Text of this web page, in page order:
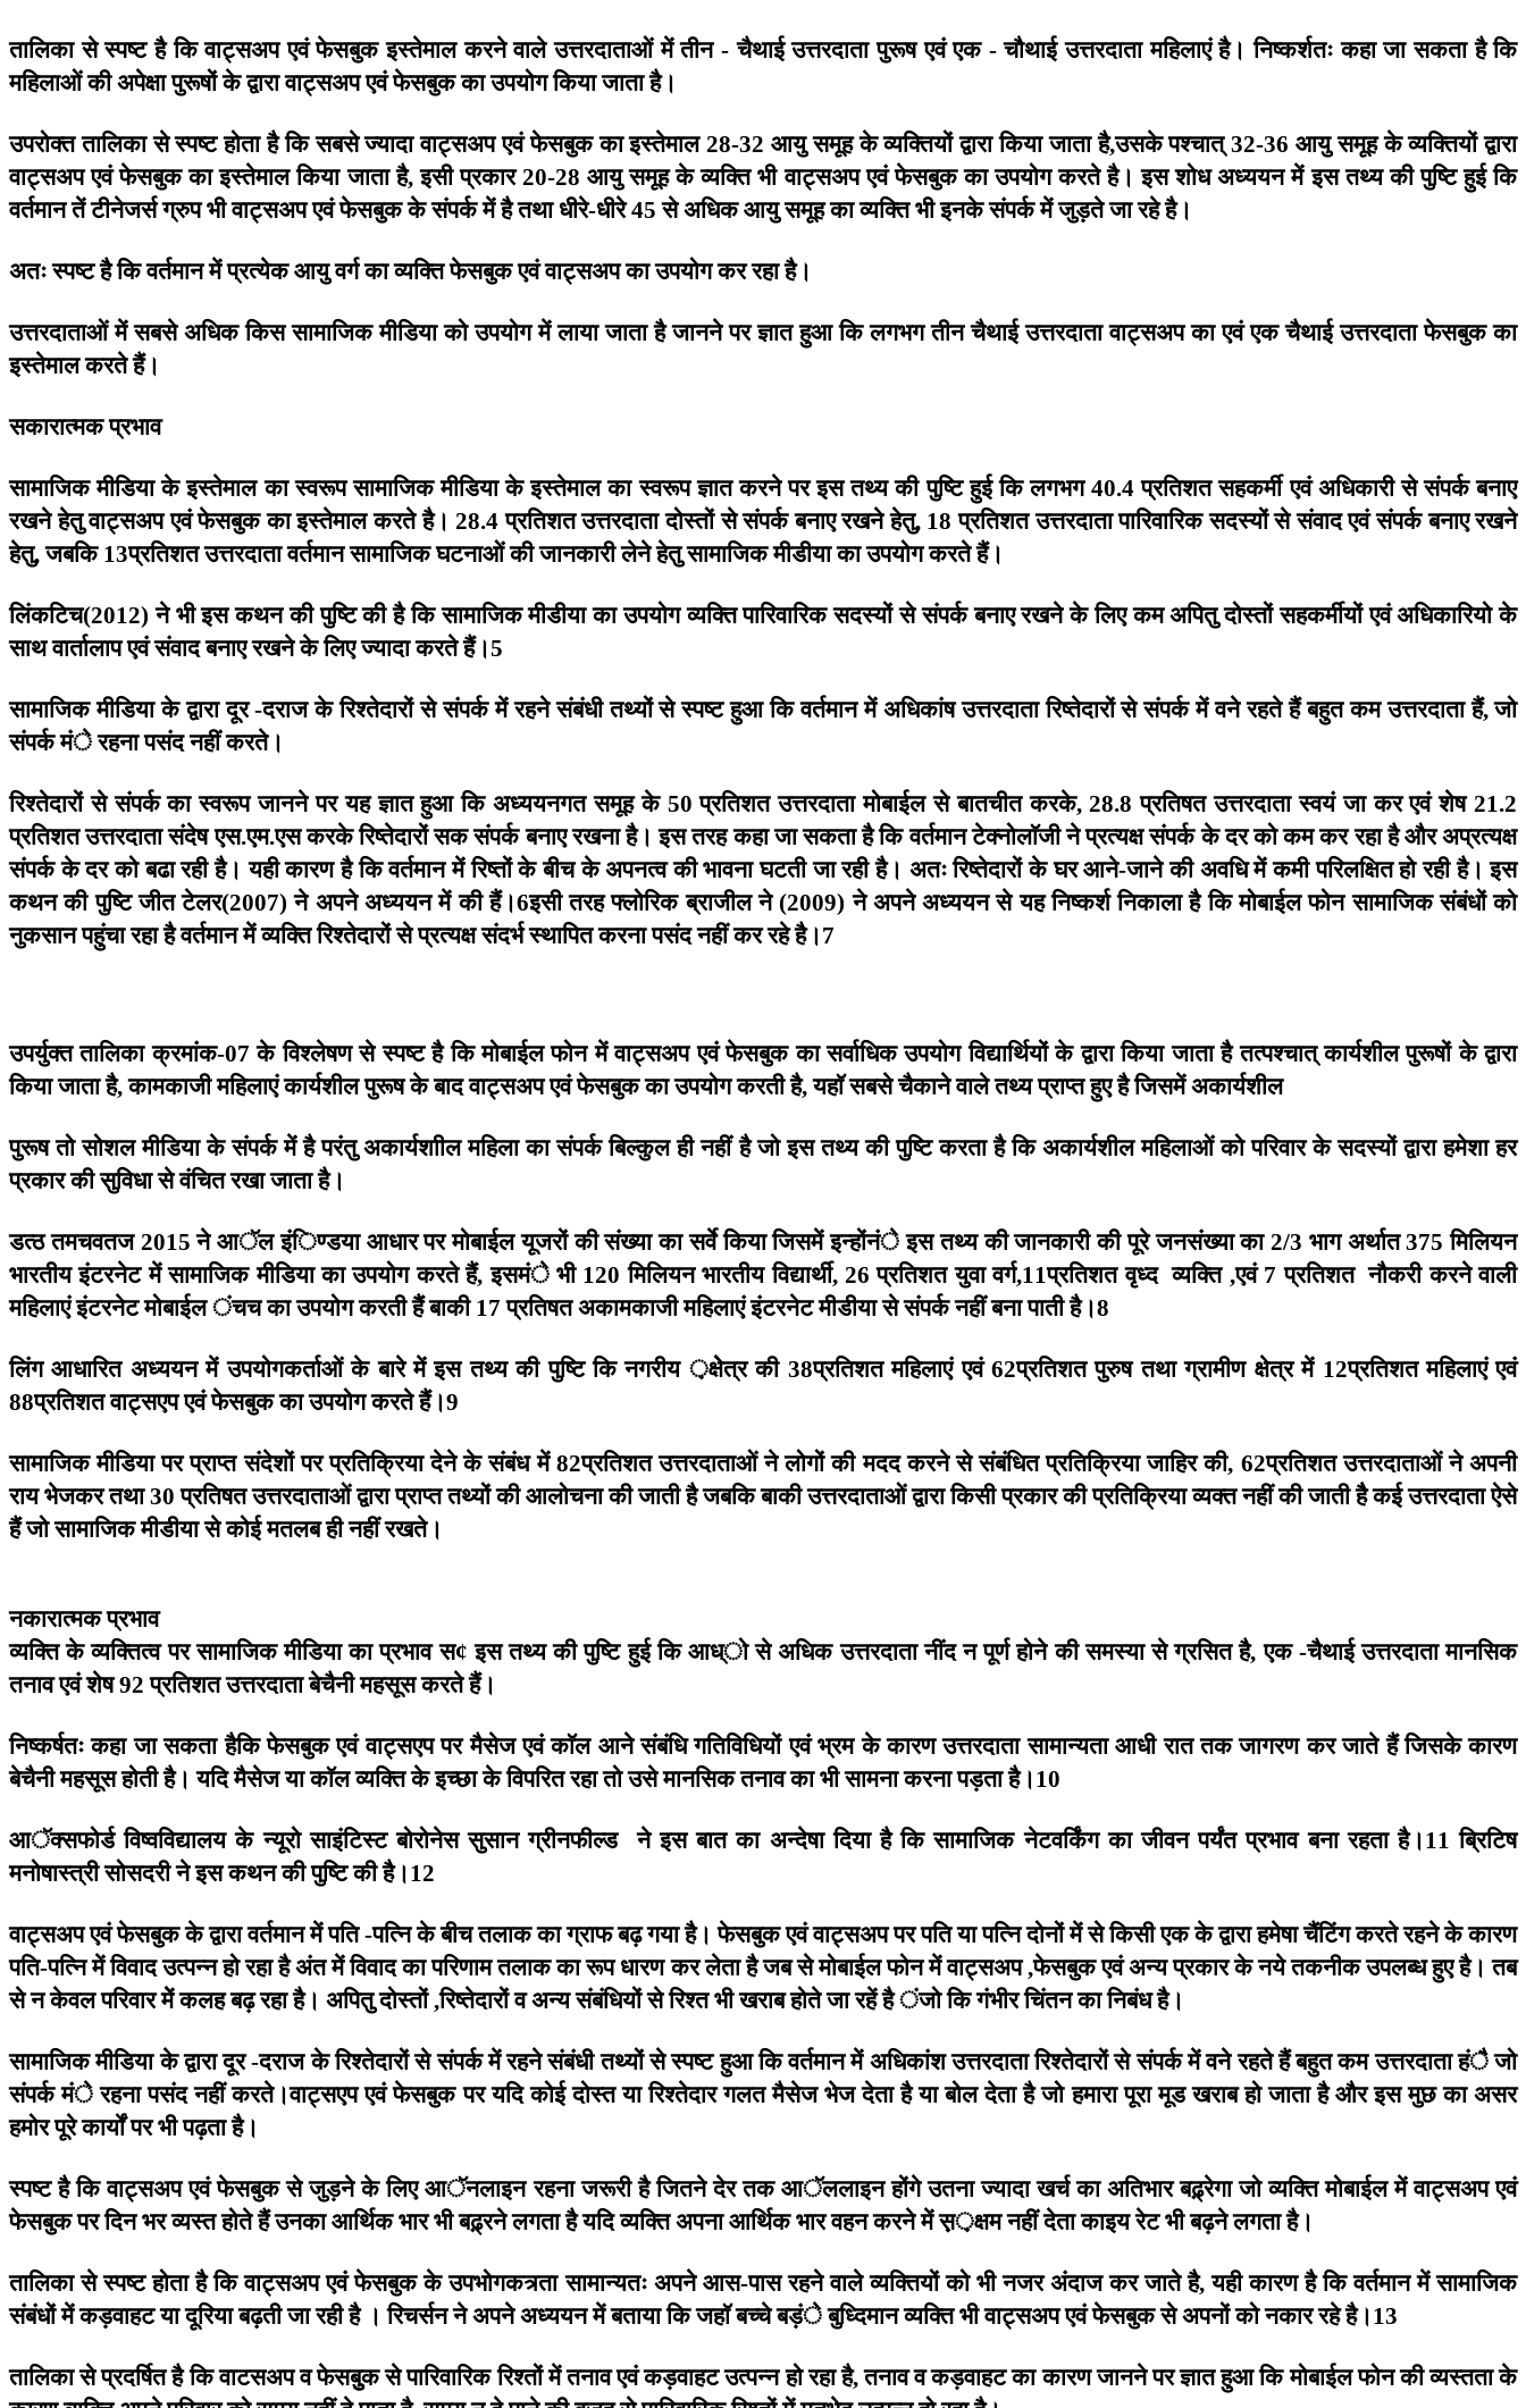
तालिका से स्पष्ट है कि वाट्सअप एवं फेसबुक इस्तेमाल करने वाले उत्तरदाताओं में तीन-चैथाई उत्तरदाता पुरूष एवं एक-चौथाई उत्तरदाता महिलाएं है। निष्कर्शतः कहा जा सकता है कि
महिलाओंकीअपेक्षापुरूषोंकेद्वारावाट्सअपएवंफेसबुककाउपयोगकियाजाताहै।
उपरोक्ततालिकासेस्पष्टहोताहैकिसबसेज्यादावाट्सअपएवंफेसबुककाइस्तेमाल28-32 आयुसमूहकेव्यक्तियोंद्वाराकियाजाताहै,उसकेपश्चात्32-36 आयुसमूहकेव्यक्तियोंद्वारा
वाट्सअप एवं फेसबुक का इस्तेमाल किया जाता है,इसी प्रकार20-28आयु समूह के व्यक्ति भी वाट्सअप एवं फेसबुक का उपयोग करते है। इस शोध अध्ययन में इस तथ्य की पुष्टि हुई कि
वर्तमानतेंटीनेजर्सग्रुपभीवाट्सअपएवंफेसबुककेसंपर्कमेंहैतथा धीरे-धीरे45सेअधिकआयुसमूहकाव्यक्तिभीइनकेसंपर्कमेंजुड़तेजारहेहै।
अतःस्पष्टहैकिवर्तमानमेंप्रत्येकआयुवर्गकाव्यक्तिफेसबुकएवंवाट्सअपकाउपयोगकररहाहै।
उत्तरदाताओं में सबसे अधिक किस सामाजिक मीडिया को उपयोग में लाया जाता है जानने पर ज्ञात हुआ कि लगभग तीन चैथाई उत्तरदाता वाट्सअप का एवं एक चैथाई उत्तरदाता फेसबुक का
इस्तेमालकरतेहैं।
सकारात्मकप्रभाव
सामाजिक मीडिया के इस्तेमाल का स्वरूप सामाजिक मीडिया के इस्तेमाल का स्वरूप ज्ञात करने पर इस तथ्य की पुष्टि हुई कि लगभग40.4प्रतिशत सहकर्मी एवं अधिकारी से संपर्क बनाए
रखनेहेतुवाट्सअपएवंफेसबुककाइस्तेमालकरतेहै। 28.4प्रतिशतउत्तरदातादोस्तोंसेसंपर्कबनाएरखनेहेतु, 18प्रतिशतउत्तरदातापारिवारिकसदस्योंसेसंवादएवंसंपर्कबनाएरखने
हेतु,जबकि13प्रतिशतउत्तरदातावर्तमानसामाजिकघटनाओंकीजानकारीलेनेहेतुसामाजिकमीडीयाकाउपयोगकरतेहैं।
लिंकटिच(2012)ने भीइसकथनकीपुष्टिकीहैकिसामाजिकमीडीयाकाउपयोगव्यक्तिपारिवारिकसदस्योंसेसंपर्कबनाएरखनेकेलिएकमअपितुदोस्तोंसहकर्मीयोंएवंअधिकारियोके
साथवार्तालापएवंसंवादबनाएरखनेकेलिएज्यादाकरतेहैं।5
सामाजिक मीडिया के द्वारा दूर-दराज के रिश्तेदारों से संपर्क में रहने संबंधी तथ्यों से स्पष्ट हुआ कि वर्तमान में अधिकांष उत्तरदाता रिष्तेदारों से संपर्क में वने रहते हैं बहुत कम उत्तरदाता हैं,जो
संपर्कमंेरहनापसंदनहींकरते।
रिश्तेदारों से संपर्क का स्वरूप जानने पर यह ज्ञात हुआ कि अध्ययनगत समूह के50प्रतिशत उत्तरदाता मोबाईल से बातचीत करके, 28.8प्रतिषत उत्तरदाता स्वयं जा कर एवं शेष21.2
प्रतिशतउत्तरदातासंदेषएस.एम.एसकरकेरिष्तेदारोंसकसंपर्कबनाएरखनाहै। इसतरहकहाजासकताहैकिवर्तमानटेक्नोलाॅजीनेप्रत्यक्षसंपर्ककेदरकोकमकररहाहैऔरअप्रत्यक्ष
संपर्ककेदरकोबढारहीहै। यहीकारणहैकिवर्तमानमेंरिष्तोंकेबीचकेअपनत्वकीभावनाघटतीजारहीहै। अतःरिष्तेदारोंकेघरआने-जानेकी अवधिमेंकमीपरिलक्षितहोरहीहै। इस
कथन की पुष्टि जीत टेलर(2007)ने अपने अध्ययन में की हैं।6इसी तरह फ्लोरिक ब्राजील ने(2009)ने अपने अध्ययन से यह निष्कर्श निकाला है कि मोबाईल फोन सामाजिक संबंधों को
नुकसानपहुंचारहाहैवर्तमानमेंव्यक्तिरिश्तेदारोंसेप्रत्यक्षसंदर्भस्थापितकरनापसंदनहींकररहेहै। 7
उपर्युक्त तालिका क्रमांक-07के विश्लेषण से स्पष्ट है कि मोबाईल फोन में वाट्सअप एवं फेसबुक का सर्वाधिक उपयोग विद्यार्थियों के द्वारा किया जाता है तत्पश्चात् कार्यशील पुरूषों के द्वारा
कियाजाताहै,कामकाजीमहिलाएंकार्यशीलपुरूषकेबादवाट्सअपएवंफेसबुककाउपयोगकरतीहै,यहाॅसबसेचैकानेवालेतथ्यप्राप्तहुएहैजिसमेंअकार्यशील
पुरूष तो सोशल मीडिया के संपर्क में है परंतु अकार्यशाील महिला का संपर्क बिल्कुल ही नहीं है जो इस तथ्य की पुष्टि करता है कि अकार्यशील महिलाओं को परिवार के सदस्यों द्वारा हमेशा हर
प्रकारकीसुविधासेवंचितरखाजाताहै।
डत्ठतमचवतज2015नेआॅलइंिण्डया आधारपरमोबाईलयूजरोंकीसंख्याकासर्वेकियाजिसमेंइन्होंनंे इसतथ्यकीजानकारीकीपूरेजनसंख्याका2/3 भाग अर्थात375मिलियन
भारतीय इंटरनेट में सामाजिक मीडिया का उपयोग करते हैं,इसमंे भी120मिलियन भारतीय विद्यार्थी, 26प्रतिशत युवा वर्ग,11प्रतिशत वृध्द व्यक्ति,एवं7प्रतिशत नौकरी करने वाली
महिलाएंइंटरनेटमोबाईलंचचकाउपयोगकरतीहैैंबाकी17प्रतिषतअकामकाजीमहिलाएंइंटरनेटमीडीयासेसंपर्कनहींबनापातीहै।8
लिंग आधारित अध्ययन में उपयोगकर्ताओं के बारे में इस तथ्य की पुष्टि कि नगरीय ़क्षेेत्र की38प्रतिशत महिलाएं एवं62प्रतिशत पुरुष तथा ग्रामीण क्षेत्र में12प्रतिशत महिलाएं एवं
88प्रतिशतवाट्सएपएवंफेसबुककाउपयोगकरतेहैं।9
सामाजिक मीडिया पर प्राप्त संदेशों पर प्रतिक्रिया देने के संबंध में82प्रतिशत उत्तरदाताओं ने लोगों की मदद करने से संबंधित प्रतिक्रिया जाहिर की, 62प्रतिशत उत्तरदाताओं ने अपनी
रायभेजकरतथा30प्रतिषतउत्तरदाताओंद्वाराप्राप्ततथ्योंकीआलोचनाकीजातीहैजबकिबाकीउत्तरदाताओंद्वाराकिसीप्रकारकीप्रतिक्रियाव्यक्तनहींकीजातीहैैकईउत्तरदाताऐसे
हैंजोसामाजिकमीडीयासेकोईमतलबहीनहींरखते।
नकारात्मकप्रभाव
व्यक्ति के व्यक्तित्व पर सामाजिक मीडिया का प्रभाव स¢इस तथ्य की पुष्टि हुई कि आध्ो से अधिक उत्तरदाता नींद न पूर्ण होने की समस्या से ग्रसित है,एक-चैथाई उत्तरदाता मानसिक
तनावएवंशेष92प्रतिशतउत्तरदाताबेचैनीमहसूसकरतेहैं।
निष्कर्षतः कहा जा सकता हैकि फेसबुक एवं वाट्सएप पर मैसेज एवं काॅल आने संबंधि गतिविधियों एवं भ्रम के कारण उत्तरदाता सामान्यता आधी रात तक जागरण कर जाते हैं जिसके कारण
बेचैनीमहसूसहोतीहै। यदिमैसेजयाकाॅलव्यक्तिकेइच्छाकेविपरितरहातोउसेमानसिकतनावकाभीसामनाकरनापड़ताहै। 10
आॅक्सफोर्ड विष्वविद्यालय के न्यूरो साइंटिस्ट बोरोनेस सुसान ग्रीनफील्ड ने इस बात का अन्देषा दिया है कि सामाजिक नेटवर्किंग का जीवन पर्यंत प्रभाव बना रहता है। 11ब्रिटिष
मनोषास्त्रीसोसदरीनेइसकथनकीपुष्टिकीहै। 12
वाट्सअपएवंफेसबुककेद्वारावर्तमानमेंपति-पत्निकेबीचतलाककाग्राफबढ़गयाहै। फेसबुकएवंवाट्सअपपरपतियापत्निदोनोंमेंसेकिसीएककेद्वाराहमेषाचैंटिंगकरतेरहनेकेकारण
पति-पत्निमेंविवादउत्पन्नहोरहाहैअंतमेंविवादकापरिणामतलाककारूपधारणकरलेताहैजबसेमोबाईलफोनमेंवाट्सअप,फेसबुकएवंअन्यप्रकारकेनयेतकनीकउपलब्धहुएहै। तब
सेनकेवलपरिवारमेेंकलहबढ़रहाहै। अपितुदोस्तों,रिष्तेदारोंवअन्यसंबंधियोंसेरिश्तभीखराबहोतेजारहेंहैंजोकिगंभीरचिंतनकानिबंधहै।
सामाजिकमीडियाकेद्वारादूर-दराजकेरिश्तेदारोंसेसंपर्कमेंरहनेसंबंधीतथ्योंसेस्पष्टहुआकिवर्तमानमेंअधिकांशउत्तरदातारिश्तेदारोंसेसंपर्कमेंवनेरहतेहैंबहुतकमउत्तरदाताहंैजो
संपर्क मंे रहना पसंद नहीं करते।वाट्सएप एवं फेसबुक पर यदि कोई दोस्त या रिश्तेदार गलत मैसेज भेज देता है या बोल देता है जो हमारा पूरा मूड खराब हो जाता है और इस मुछ का असर
हमोरपूरेकार्योंपरभीपढ़ताहै।
स्पष्ट है कि वाट्सअप एवं फेसबुक से जुड़ने के लिए आॅनलाइन रहना जरूरी है जितने देर तक आॅललाइन होंगे उतना ज्यादा खर्च का अतिभार बढ़्रेगा जो व्यक्ति मोबाईल में वाट्सअप एवं
फेसबुकपरदिनभरव्यस्तहोतेहैंउनकाआर्थिकभारभीबढ़्रनेलगताहैयदिव्यक्तिअपनाआर्थिकभारवहनकरनेमेंस़़़क्षमनहींदेताकाइयरेटभीबढ़नेलगताहै।
तालिका से स्पष्ट होता है कि वाट्सअप एवं फेसबुक के उपभोगकत्र्ता सामान्यतः अपने आस-पास रहने वाले व्यक्तियों को भी नजर अंदाज कर जाते है,यही कारण है कि वर्तमान में सामाजिक
संबंधोंमेंकड़वाहटयादूरियाबढ़तीजारहीहै । रिचर्सननेअपनेअध्ययनमेंबतायाकिजहाॅबच्चेबड़ंेबुध्दिमानव्यक्तिभीवाट्सअपएवंफेसबुकसेअपनोंकोनकाररहेहै। 13
तालिकासेप्रदर्षितहैकिवाटसअपवफेसबुुकसेपारिवारिकरिश्तोंमेंतनावएवंकड़वाहटउत्पन्नहोरहाहै,तनाववकड़वाहटकाकारणजाननेपरज्ञातहुआकिमोबाईलफोनकीव्यस्तताके